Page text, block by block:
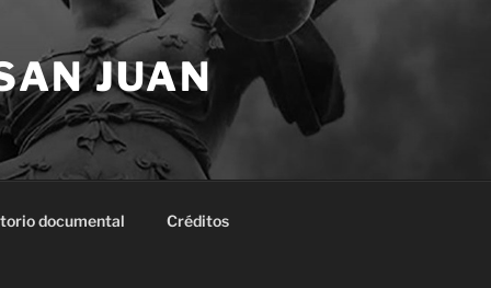
JUAN
documental Créditos